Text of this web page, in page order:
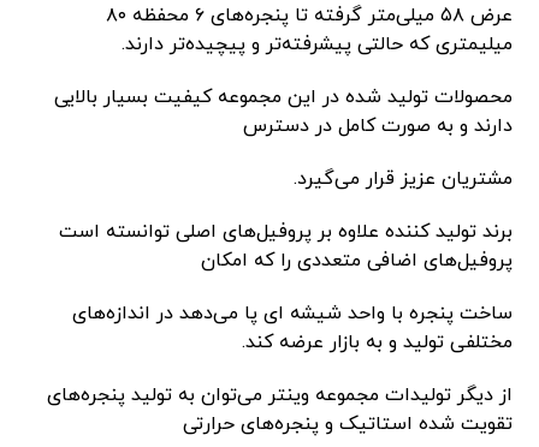
عرض ۵۸ میلی‌متر گرفته تا پنجره‌های ۶ محفظه ۸۰
میلیمتری که حالتی پیشرفته‌تر و پیچیده‌تر دارند.
محصولات تولید شده در این مجموعه کیفیت بسیار بالایی
دارند و به صورت کامل در دسترس
مشتریان عزیز قرار می‌گیرد.
برند تولید کننده علاوه بر پروفیل‌های اصلی توانسته است
پروفیل‌های اضافی متعددی را که امکان
ساخت پنجره با واحد شیشه‌ ای پا می‌دهد در اندازه‌های
مختلفی تولید و به بازار عرضه کند.
از دیگر تولیدات مجموعه وینتر می‌توان به تولید پنجره‌های
تقویت شده استاتیک و پنجره‌های حرارتی